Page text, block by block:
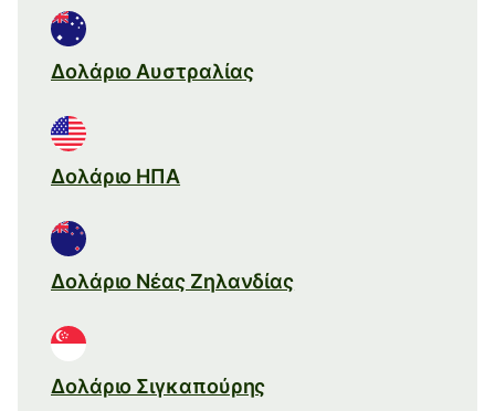
Δολάριο Αυστραλίας
Δολάριο ΗΠΑ
Δολάριο Νέας Ζηλανδίας
Δολάριο Σιγκαπούρης